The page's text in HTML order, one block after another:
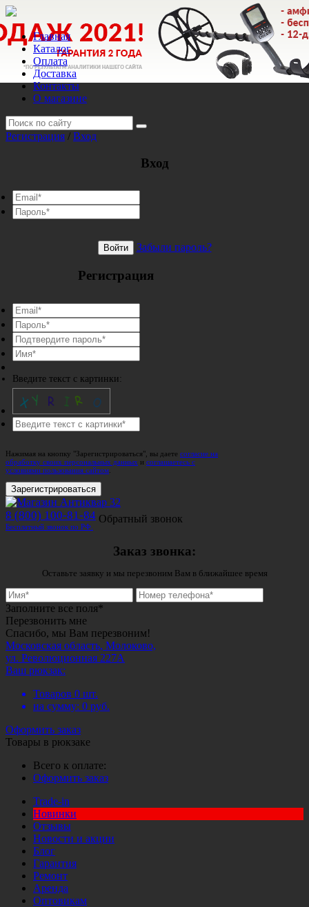
Главная
Каталог
Оплата
Доставка
Контакты
О магазине
Регистрация / Вход
Вход
Войти Забыли пароль?
Регистрация
Введите текст с картинки:
Нажимая на кнопку "Зарегистрироваться", вы даете согласие на
обработку своих персональных данных и соглашаетесь с
условиями пользования сайтом
Зарегистрироваться
8 (800) 100-81-84
Бесплатный звонок по РФ.
Обратный звонок
Заказ звонка:
Оставьте заявку и мы перезвоним Вам в ближайшее время
Заполните все поля*
Перезвонить мне
Спасибо, мы Вам перезвоним!
Московская область, Молоково,
ул. Революционная 227А
Ваш рюкзак:
Товаров 0 шт.
на сумму: 0 руб.
Оформить заказ
Товары в рюкзаке
Всего к оплате:
Оформить заказ
Trade-in
Новинки
Отзывы
Новости и акции
Блог
Гарантия
Ремонт
Аренда
Оптовикам